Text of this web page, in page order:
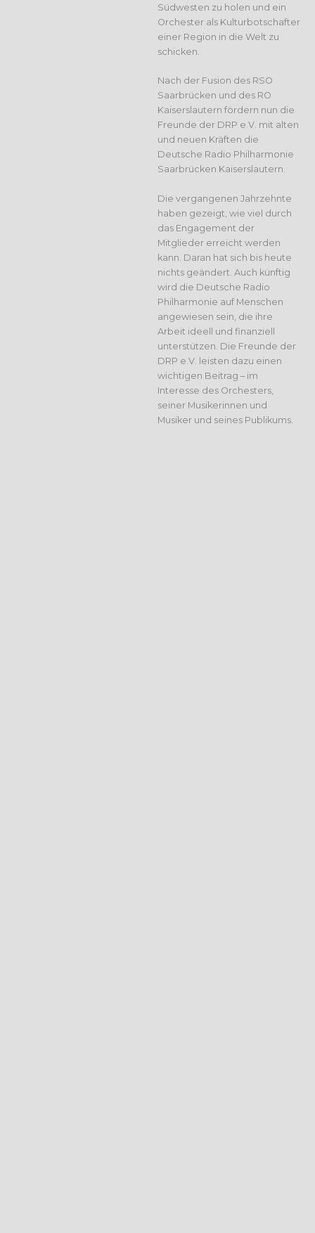
Südwesten zu holen und ein
Orchester als Kulturbotschafter
einer Region in die Welt zu
schicken.
Nach der Fusion des RSO
Saarbrücken und des RO
Kaiserslautern fördern nun die
Freunde der DRP e.V. mit alten
und neuen Kräften die
Deutsche Radio Philharmonie
Saarbrücken Kaiserslautern.
Die vergangenen Jahrzehnte
haben gezeigt, wie viel durch
das Engagement der
Mitglieder erreicht werden
kann. Daran hat sich bis heute
nichts geändert. Auch künftig
wird die Deutsche Radio
Philharmonie auf Menschen
angewiesen sein, die ihre
Arbeit ideell und finanziell
unterstützen. Die Freunde der
DRP e.V. leisten dazu einen
wichtigen Beitrag – im
Interesse des Orchesters,
seiner Musikerinnen und
Musiker und seines Publikums.